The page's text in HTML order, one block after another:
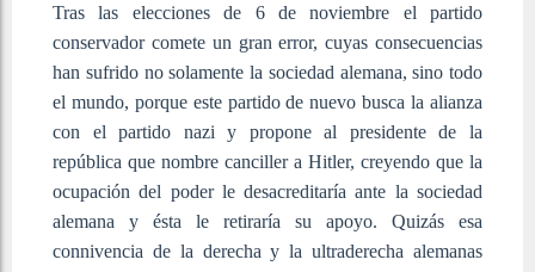
Tras las elecciones de 6 de noviembre el partido
conservador comete un gran error, cuyas consecuencias
han sufrido no solamente la sociedad alemana, sino todo
el mundo, porque este partido de nuevo busca la alianza
con el partido nazi y propone al presidente de la
república que nombre canciller a Hitler, creyendo que la
ocupación del poder le desacreditaría ante la sociedad
alemana y ésta le retiraría su apoyo. Quizás esa
connivencia de la derecha y la ultraderecha alemanas